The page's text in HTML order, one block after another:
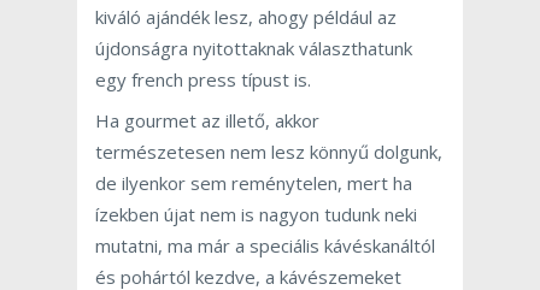
kiváló ajándék lesz, ahogy például az
újdonságra nyitottaknak választhatunk
egy french press típust is.
Ha gourmet az illető, akkor
természetesen nem lesz könnyű dolgunk,
de ilyenkor sem reménytelen, mert ha
ízekben újat nem is nagyon tudunk neki
mutatni, ma már a speciális kávéskanáltól
és pohártól kezdve, a kávészemeket